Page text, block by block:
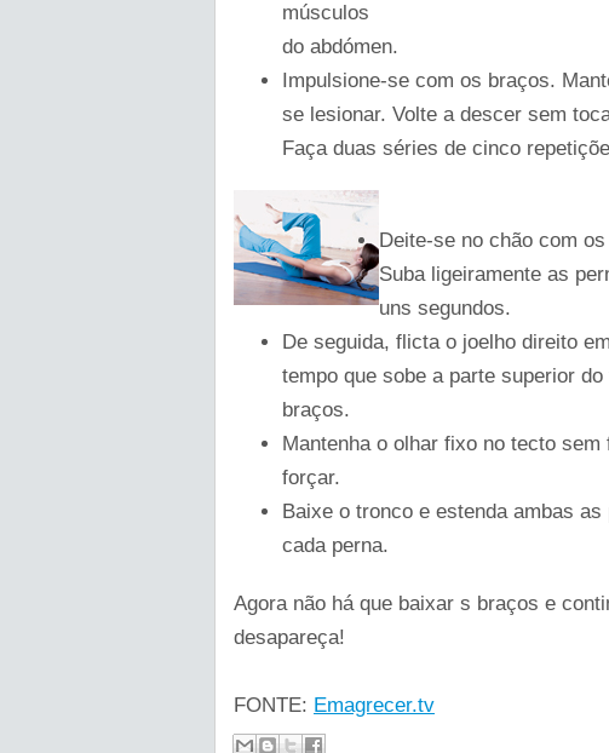
músculos
do abdómen.
Impulsione-se com os braços.
se lesionar. Volte a descer sem
Faça duas séries de cinco
Deite-se no chão com
Suba ligeiramente as
uns segundos.
De seguida, flicta o joelho direito
tempo que sobe a parte superior
braços.
Mantenha o olhar fixo no tecto
forçar.
Baixe o tronco e estenda ambas
cada perna.
Agora não há que baixar s braços e
desapareça!
FONTE: Emagrecer.tv